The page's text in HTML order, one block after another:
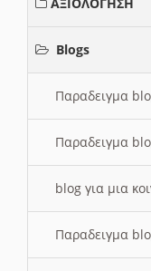
Blogs
Παραδειγμα
Παραδειγμα
blog για μια
Παραδειγμα